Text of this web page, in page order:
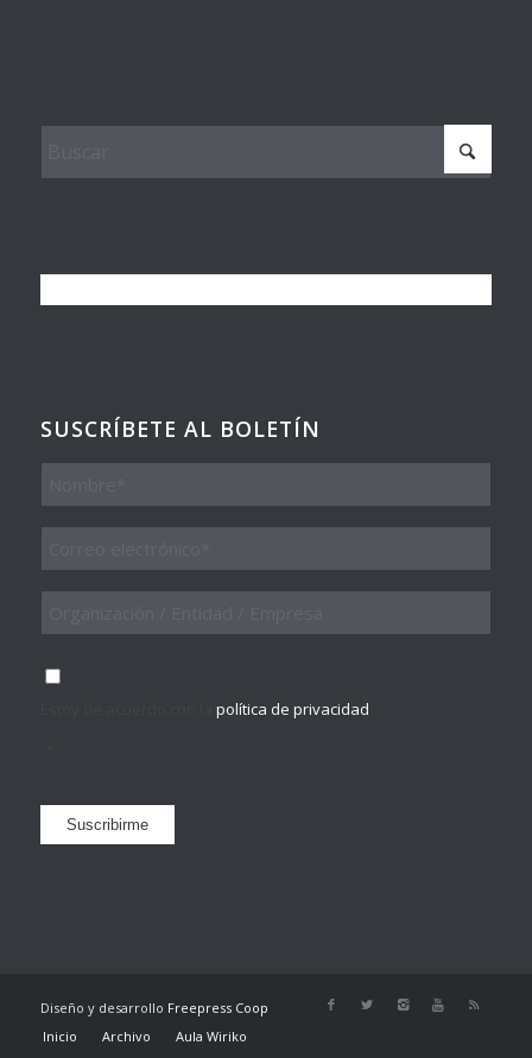
SUSCRÍBETE AL BOLETÍN
Nombre
Entidad
Empresa
Consentimiento
política de privacidad
Suscribirme
Diseño y desarrollo Freepress Coop
Inicio
Archivo Aula Wiriko